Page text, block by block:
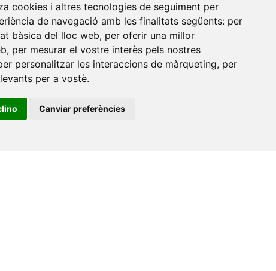
cookies i altres tecnologies de seguiment per
de navegació amb les finalitats següents: per
bàsica del lloc web, per oferir una millor
, per mesurar el vostre interès pels nostres
personalitzar les interaccions de màrqueting, per
per a vostè.
Canviar preferències
a
Universitat Jaume I, local 10
Av. de Vicent Sos Baynat, s/n
12071 Castelló de la Plana
e-buc@vives.org